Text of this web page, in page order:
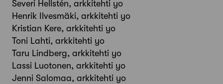
Severi Hellstén, arkkitehti yo
Henrik Ilvesmäki, arkkitehti yo
Kristian Kere, arkkitehti yo
Toni Lahti, arkkitehti yo
Taru Lindberg, arkkitehti yo
Lassi Luotonen, arkkitehti yo
Jenni Salomaa, arkkitehti yo